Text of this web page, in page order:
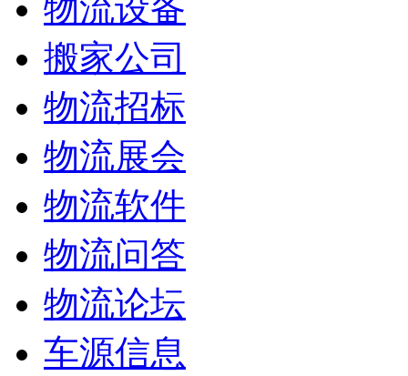
物流设备
搬家公司
物流招标
物流展会
物流软件
物流问答
物流论坛
车源信息